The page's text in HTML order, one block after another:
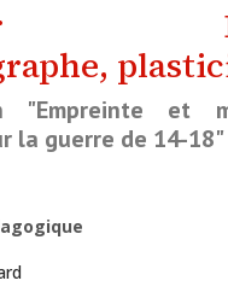
"Empreinte et
la guerre de 14-18"